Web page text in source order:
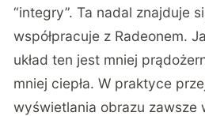
“integry”. Ta nadal znajduje
współpracuje z Radeonem.
układ ten jest mniej
mniej ciepła. W praktyce
wyświetlania obrazu zawsze